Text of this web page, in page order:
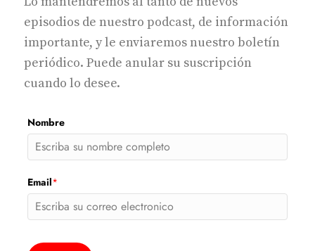
episodios de nuestro podcast, de información
importante, y le enviaremos nuestro boletín
periódico. Puede anular su suscripción
cuando lo desee.
Nombre
Email*